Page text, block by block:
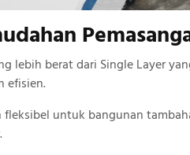
lebih berat dari Single Layer
efisien.
fleksibel untuk bangunan